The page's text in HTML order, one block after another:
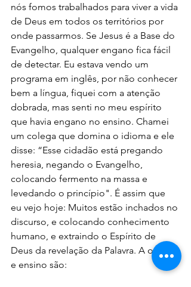
nós fomos trabalhados para viver a vida
de Deus em todos os territórios por
onde passarmos. Se Jesus é a Base do
Evangelho, qualquer engano fica fácil
de detectar. Eu estava vendo um
programa em inglês, por não conhecer
bem a língua, fiquei com a atenção
dobrada, mas senti no meu espírito
que havia engano no ensino. Chamei
um colega que domina o idioma e ele
disse: “Esse cidadão está pregando
heresia, negando o Evangelho,
colocando fermento na massa e
levedando o princípio". É assim que
eu vejo hoje: Muitos estão inchados no
discurso, e colocando conhecimento
humano, e extraindo o Espírito de
Deus da revelação da Palavra. A ordem
e ensino são: